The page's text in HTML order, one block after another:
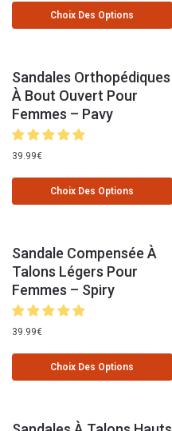
Choix Des Options
Sandales Orthopédiques
À Bout Ouvert Pour
Femmes – Pavy
39.99€
Choix Des Options
Sandale Compensée À
Talons Légers Pour
Femmes – Spiry
39.99€
Choix Des Options